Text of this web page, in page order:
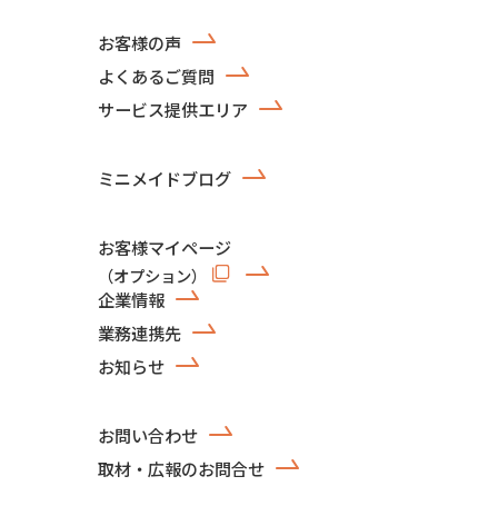
お客様の声
よくあるご質問
サービス提供エリア
ミニメイドブログ
お客様マイページ
（オプション）
企業情報
業務連携先
お知らせ
お問い合わせ
取材・広報のお問合せ